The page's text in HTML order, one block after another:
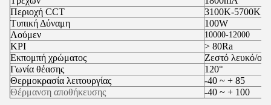
Περιοχή CCT
3100K-5700K
Τυπική Δύναμη
100W
Λούμεν
10000-12000
ΚΡΙ
> 80Ra
Εκπομπή χρώματος
Ζεστό λευκό/
Γωνία θέασης
120°
Θερμοκρασία λειτουργίας
-40 ~ + 85
Θέρμανση αποθήκευσης
-40 ~ + 100